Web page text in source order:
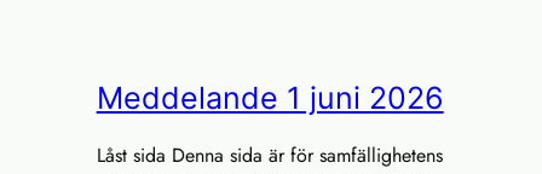
Meddelande 1 juni 2026
Låst sida Denna sida är för samfällighetens